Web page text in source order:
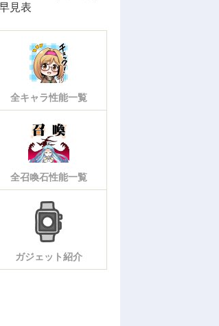
見表
全キャラ性能一覧
全召喚石性能一覧
ガジェット紹介